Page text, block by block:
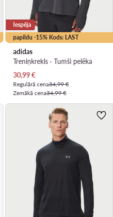
papildu -15% Kods: LAST
Iespēja
adidas
Treniņkrekls · Tumši pelēka
Pašreizējā cena
30,99€
Regulārā cena34,99 €
Zemākā cena34,99 €